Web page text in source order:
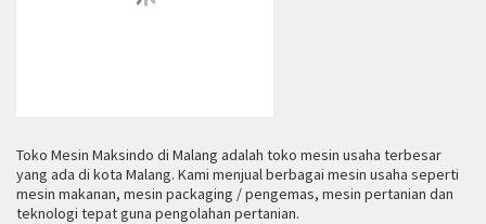
Toko Mesin Maksindo di Malang adalah toko mesin usaha terbesar
yang ada di kota Malang. Kami menjual berbagai mesin usaha seperti
mesin makanan, mesin packaging / pengemas, mesin pertanian dan
teknologi tepat guna pengolahan pertanian.